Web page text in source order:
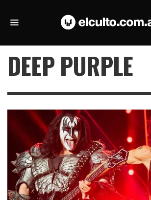
DEEP PURPLE